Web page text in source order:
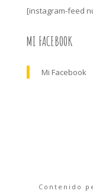
[instagram-feed
MI FACEBOOK
Mi Facebook
Contenido